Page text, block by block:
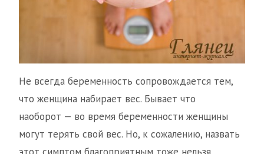
Не всегда беременность сопровождается тем,
что женщина набирает вес. Бывает что
наоборот — во время беременности женщины
могут терять свой вес. Но, к сожалению, назвать